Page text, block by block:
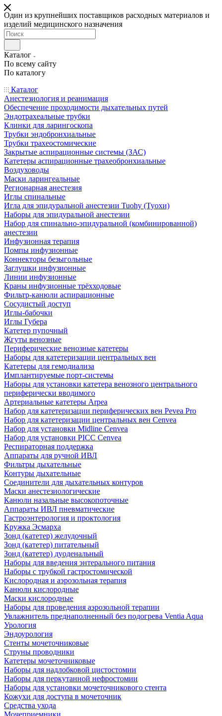
Один из крупнейших поставщиков расходных материалов и
изделий медицинского назначения
Каталог
По всему сайту
По каталогу
Каталог
Анестезиология и реанимация
Обеспечение проходимости дыхательных путей
Эндотрахеальные трубки
Клинки для ларингоскопа
Трубки эндобронхиальные
Трубки трахеостомические
Закрытые аспирационные системы (ЗАС)
Катетеры аспирационные трахеобронхиальные
Воздуховоды
Маски ларингеальные
Регионарная анестезия
Иглы спинальные
Игла для эпидуральной анестезии Tuohy (Туохи)
Наборы для эпидуральной анестезии
Набор для спинально-эпидуральной (комбинированной)
анестезии
Инфузионная терапия
Помпы инфузионные
Коннекторы безыгольные
Заглушки инфузионные
Линии инфузионные
Краны инфузионные трёхходовые
Фильтр-канюли аспирационные
Сосудистый доступ
Иглы-бабочки
Иглы Губера
Катетер пупочный
Жгуты венозные
Периферические венозные катетеры
Наборы для катетеризации центральных вен
Катетеры для гемодиализа
Имплантируемые порт‑системы
Наборы для установки катетера венозного центрального
периферически вводимого
Артериальные катетеры Arpea
Набор для катетеризации периферических вен Pevea Pro
Набор для катетеризации центральных вен Cenvea
Набор для установки Midline Cenvea
Набор для установки PICC Cenvea
Респираторная поддержка
Аппараты для ручной ИВЛ
Фильтры дыхательные
Контуры дыхательные
Соединители для дыхательных контуров
Маски анестезиологические
Канюли назальные высокопоточные
Аппараты ИВЛ пневматические
Гастроэнтерология и проктология
Кружка Эсмарха
Зонд (катетер) желудочный
Зонд (катетер) питательный
Зонд (катетер) дуоденальный
Наборы для введения энтерального питания
Наборы с трубкой гастростомической
Кислородная и аэрозольная терапия
Канюли кислородные
Маски кислородные
Наборы для проведения аэрозольной терапии
Увлажнитель преднаполненный без подогрева Ventia Aqua
Урология
Эндоурология
Стенты мочеточниковые
Струны проводники
Катетеры мочеточниковые
Наборы для надлобковой цистостомии
Наборы для перкутанной нефростомии
Наборы для установки мочеточникового стента
Кожухи для доступа в мочеточник
Средства ухода
Мочеприемники